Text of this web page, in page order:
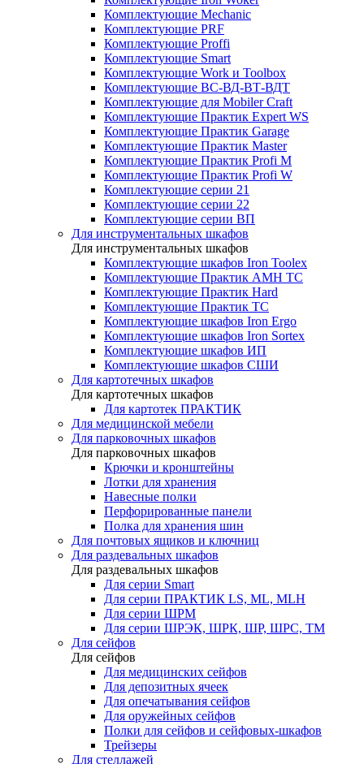
Комплектующие Mechanic
Комплектующие PRF
Комплектующие Proffi
Комплектующие Smart
Комплектующие Work и Toolbox
Комплектующие ВС-ВД-ВТ-ВДТ
Комплектующие для Mobiler Craft
Комплектующие Практик Expert WS
Комплектующие Практик Garage
Комплектующие Практик Master
Комплектующие Практик Profi M
Комплектующие Практик Profi W
Комплектующие серии 21
Комплектующие серии 22
Комплектующие серии ВП
Для инструментальных шкафов
Для инструментальных шкафов
Комплектующие шкафов Iron Toolex
Комплектующие Практик AMH ТС
Комплектующие Практик Hard
Комплектующие Практик ТС
Комплектующие шкафов Iron Ergo
Комплектующие шкафов Iron Sortex
Комплектующие шкафов ИП
Комплектующие шкафов СШИ
Для картотечных шкафов
Для картотечных шкафов
Для картотек ПРАКТИК
Для медицинской мебели
Для парковочных шкафов
Для парковочных шкафов
Крючки и кронштейны
Лотки для хранения
Навесные полки
Перфорированные панели
Полка для хранения шин
Для почтовых ящиков и ключниц
Для раздевальных шкафов
Для раздевальных шкафов
Для серии Smart
Для серии ПРАКТИК LS, ML, MLH
Для серии ШРМ
Для серии ШРЭК, ШРК, ШР, ШРС, ТМ
Для сейфов
Для сейфов
Для медицинских сейфов
Для депозитных ячеек
Для опечатывания сейфов
Для оружейных сейфов
Полки для сейфов и сейфовых-шкафов
Трейзеры
Для стеллажей